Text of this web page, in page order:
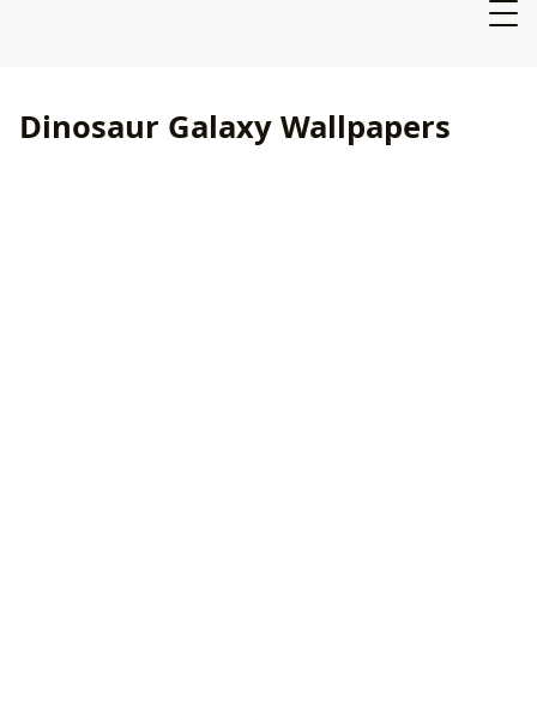
Dinosaur Galaxy Wallpapers